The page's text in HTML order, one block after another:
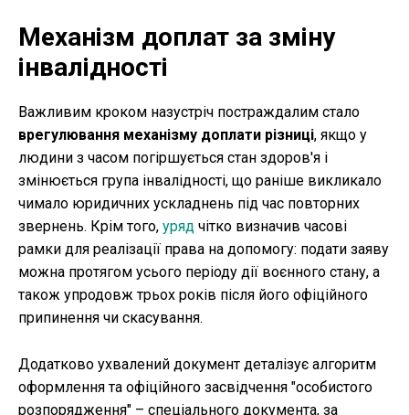
Механізм доплат за зміну
інвалідності
Важливим кроком назустріч постраждалим стало
врегулювання механізму доплати різниці, якщо у
людини з часом погіршується стан здоров'я і
змінюється група інвалідності, що раніше викликало
чимало юридичних ускладнень під час повторних
звернень. Крім того, уряд чітко визначив часові
рамки для реалізації права на допомогу: подати заяву
можна протягом усього періоду дії воєнного стану, а
також упродовж трьох років після його офіційного
припинення чи скасування.
Додатково ухвалений документ деталізує алгоритм
оформлення та офіційного засвідчення "особистого
розпорядження" – спеціального документа, за